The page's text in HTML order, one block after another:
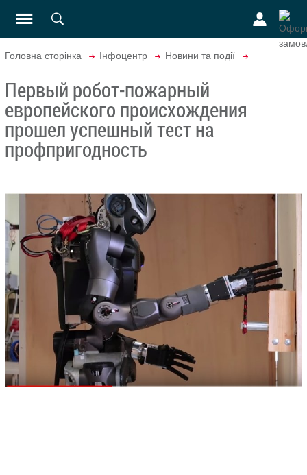
Головна сторінка Інфоцентр Новини та події
Первый робот-пожарный
европейского происхождения
прошел успешный тест на
профпригодность